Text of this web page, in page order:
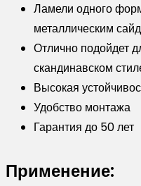
Wood
TwinColor
Ламели одного
металлическим
Отлично подойдет
скандинавском
Высокая
Удобство монтажа
Гарантия до 50 лет
Применение: